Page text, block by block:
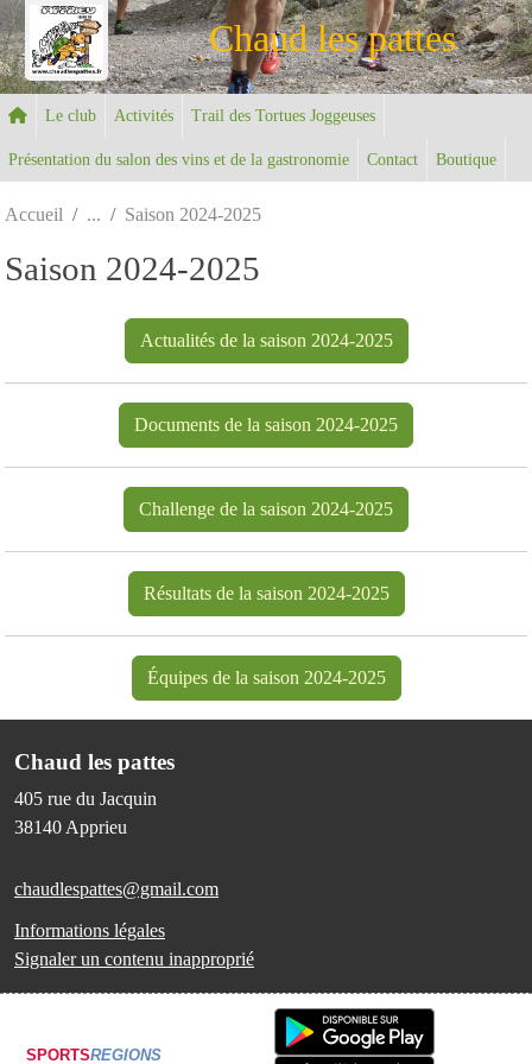
Chaud les pattes
Le club Activités Trail des Tortues Joggeuses
Présentation du salon des vins et de la gastronomie Contact Boutique
Accueil Saison 2024-2025
Saison 2024-2025
Actualités de la saison 2024-2025
Documents de la saison 2024-2025
Challenge de la saison 2024-2025
Résultats de la saison 2024-2025
Équipes de la saison 2024-2025
Chaud les pattes
405 rue du Jacquin
38140 Apprieu
chaudlespattes@gmail.com
Informations légales
Signaler un contenu inapproprié
SPORTSREGIONS
Panneau de gestion des cookies